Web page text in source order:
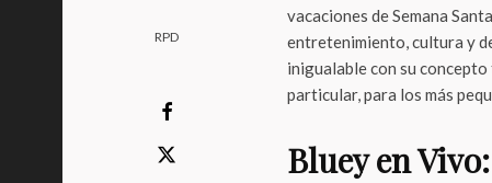
RPD
vacaciones de Semana
entretenimiento, cultura y
inigualable con su
particular, para los más
Bluey en